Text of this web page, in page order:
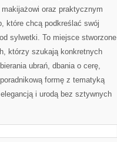
oraz praktycznym
które chcą podkreślać swój
sylwetki. To miejsce stworzone
którzy szukają konkretnych
ubrań, dbania o cerę,
formę z tematyką
i urodą bez sztywnych